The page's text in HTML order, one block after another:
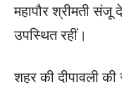
महापौर श्रीमती संजू
उपस्थित रहीं।
शहर की दीपावली